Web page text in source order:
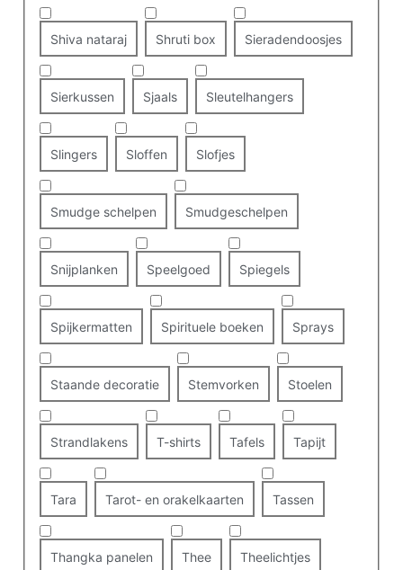
Shiva nataraj Shruti box Sieradendoosjes
Sierkussen Sjaals Sleutelhangers
Slingers Sloffen Slofjes
Smudge schelpen Smudgeschelpen
Snijplanken Speelgoed Spiegels
Spijkermatten Spirituele boeken Sprays
Staande decoratie Stemvorken Stoelen
Strandlakens T-shirts Tafels Tapijt
Tara Tarot- en orakelkaarten Tassen
Thangka panelen Thee Theelichtjes